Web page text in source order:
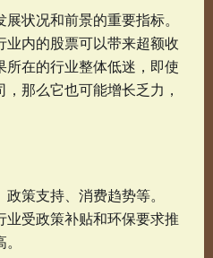
状况和前景的重要指标。
业内的股票可以带来超额收
在的行业整体低迷，即使
那么它也可能增长乏力，
政策支持、消费趋势等。
业受政策补贴和环保要求推